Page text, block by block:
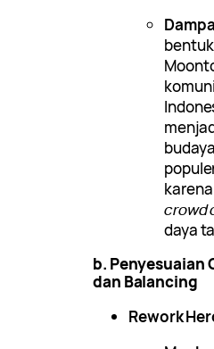
crowd
daya
b. Penyesuaian
dan Balancing
Rework